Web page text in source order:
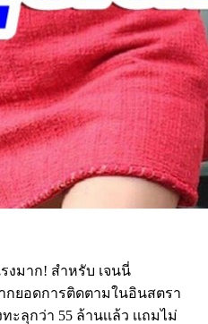
รงมาก! สำหรับ เจนนี่
กยอดการติดตามในอินสตรา
ลุกว่า 55 ล้านเเล้ว เเถมไม่